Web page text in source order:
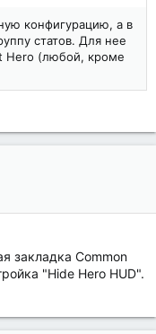
конфигурацию, а в
статов. Для нее
Hero (любой, кроме
закладка Common
"Hide Hero HUD".